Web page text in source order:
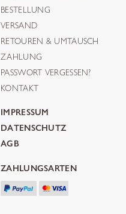
BESTELLUNG
VERSAND
RETOUREN & UMTAUSCH
ZAHLUNG
PASSWORT VERGESSEN?
KONTAKT
IMPRESSUM
DATENSCHUTZ
AGB
ZAHLUNGSARTEN